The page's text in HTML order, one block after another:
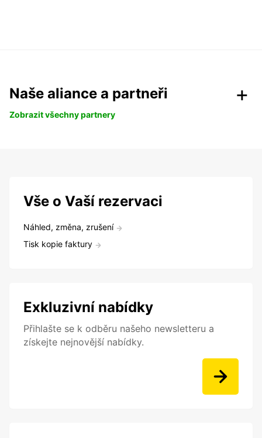
Naše aliance a partneři
Zobrazit všechny partnery
Vše o Vaší rezervaci
Náhled, změna, zrušení
Tisk kopie faktury
Exkluzivní nabídky
Přihlašte se k odběru našeho newsletteru a
získejte nejnovější nabídky.